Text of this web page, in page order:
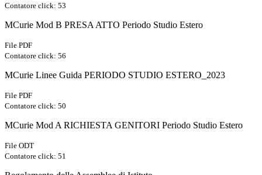
Contatore click: 53
MCurie Mod B PRESA ATTO Periodo Studio Estero
File PDF
Contatore click: 56
MCurie Linee Guida PERIODO STUDIO ESTERO_2023
File PDF
Contatore click: 50
MCurie Mod A RICHIESTA GENITORI Periodo Studio Estero
File ODT
Contatore click: 51